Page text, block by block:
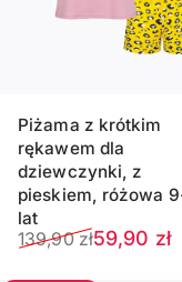
Piżama z krótkim
rękawem dla
dziewczynki, z
pieskiem, różowa
lat
Sale price59,90 zł
Regular price
139,90 zł